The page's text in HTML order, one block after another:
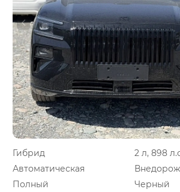
Гибрид
2 л, 898
Автоматическая
Полный
Черный